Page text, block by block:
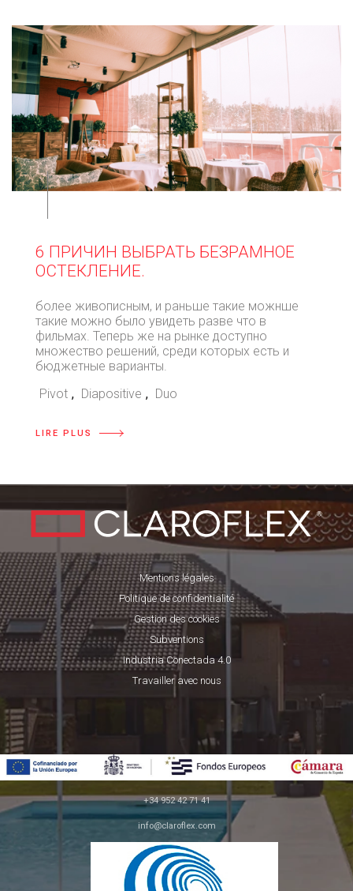
6 ПРИЧИН ВЫБРАТЬ БЕЗРАМНОЕ
ОСТЕКЛЕНИЕ.
более живописным, и раньше такие можнше
такие можно было увидеть разве что в
фильмах. Теперь же на рынке доступно
множество решений, среди которых есть и
бюджетные варианты.
Pivot , Diapositive , Duo
LIRE PLUS
Mentions légales
Politique de confidentialité
Gestion des cookies
Subventions
Industria Conectada 4.0
Travailler avec nous
+34 952 42 71 41
info@claroflex.com
C/ José Calderón, parcela 350 (apdo. 30)
29590, Málaga